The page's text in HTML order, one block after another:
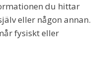
du hittar
eller någon annan.
fysiskt eller